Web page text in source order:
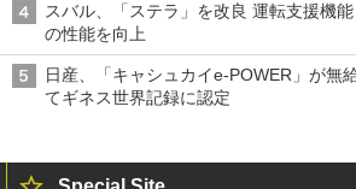
スバル、「ステラ」を改良 運転支援機能
の性能を向上
日産、「キャシュカイe-POWER」が無
てギネス世界記録に認定